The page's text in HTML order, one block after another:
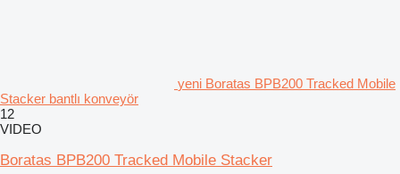
yeni Boratas BPB200 Tracked Mobile
Stacker bantlı konveyör
12
VIDEO
Boratas BPB200 Tracked Mobile Stacker